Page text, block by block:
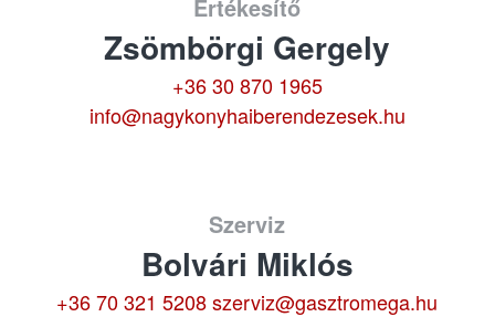
Értékesítő
Zsömbörgi Gergely
+36 30 870 1965
info@nagykonyhaiberendezesek.hu
Szerviz
Bolvári Miklós
+36 70 321 5208 szerviz@gasztromega.hu